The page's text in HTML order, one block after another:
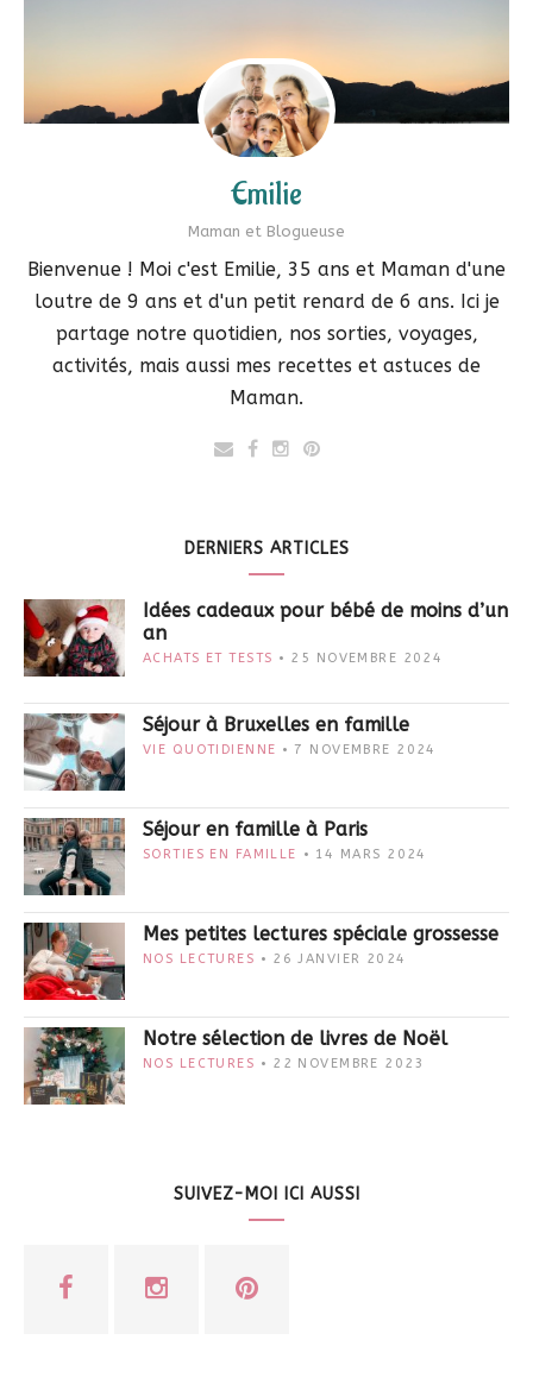
Emilie
Maman et Blogueuse
Bienvenue ! Moi c'est Emilie, 35 ans et Maman d'une
loutre de 9 ans et d'un petit renard de 6 ans. Ici je
partage notre quotidien, nos sorties, voyages,
activités, mais aussi mes recettes et astuces de
Maman.
DERNIERS ARTICLES
Idées cadeaux pour bébé de moins d’un
an
ACHATS ET TESTS 25 NOVEMBRE 2024
Séjour à Bruxelles en famille
VIE QUOTIDIENNE 7 NOVEMBRE 2024
Séjour en famille à Paris
SORTIES EN FAMILLE 14 MARS 2024
Mes petites lectures spéciale grossesse
NOS LECTURES 26 JANVIER 2024
Notre sélection de livres de Noël
NOS LECTURES 22 NOVEMBRE 2023
SUIVEZ-MOI ICI AUSSI